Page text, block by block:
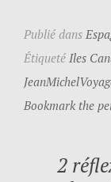
Publié dans
Étiqueté Iles
Bookmark the
2